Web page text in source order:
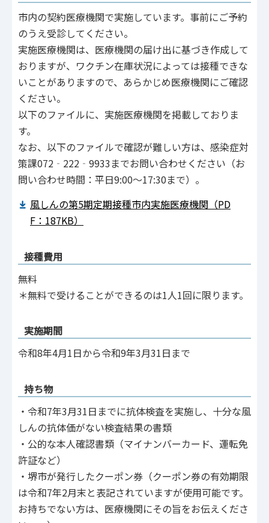
市内の契約医療機関で実施しています。事前にご予約
のうえ受診してください。
実施医療機関は、医療機関の届け出に基づき作成して
おりますが、ワクチン在庫状況によっては接種できな
いことがありますので、あらかじめ医療機関にご確認
ください。
以下のファイルに、実施医療機関を掲載しておりま
す。
なお、以下のファイルで確認が難しい方は、感染症対
策課072‐222‐9933までお問い合わせください（お
問い合わせ時間：平日9:00～17:30まで）。
風しんの第5期定期接種市内実施医療機関（PD
F：187KB）
接種費用
無料
＊無料で受けることができるのは1人1回に限ります。
実施期間
令和8年4月1日から令和9年3月31日まで
持ち物
・令和7年3月31日までに抗体検査を実施し、十分な風
しんの抗体価がない検査結果の書類
・公的な本人確認書類（マイナンバーカード、運転免
許証など）
・堺市が発行したクーポン券（クーポン券の有効期限
は令和7年2月末と表記されていますが使用可能です。
お持ちでない方は、医療機関にその旨をお伝えくださ